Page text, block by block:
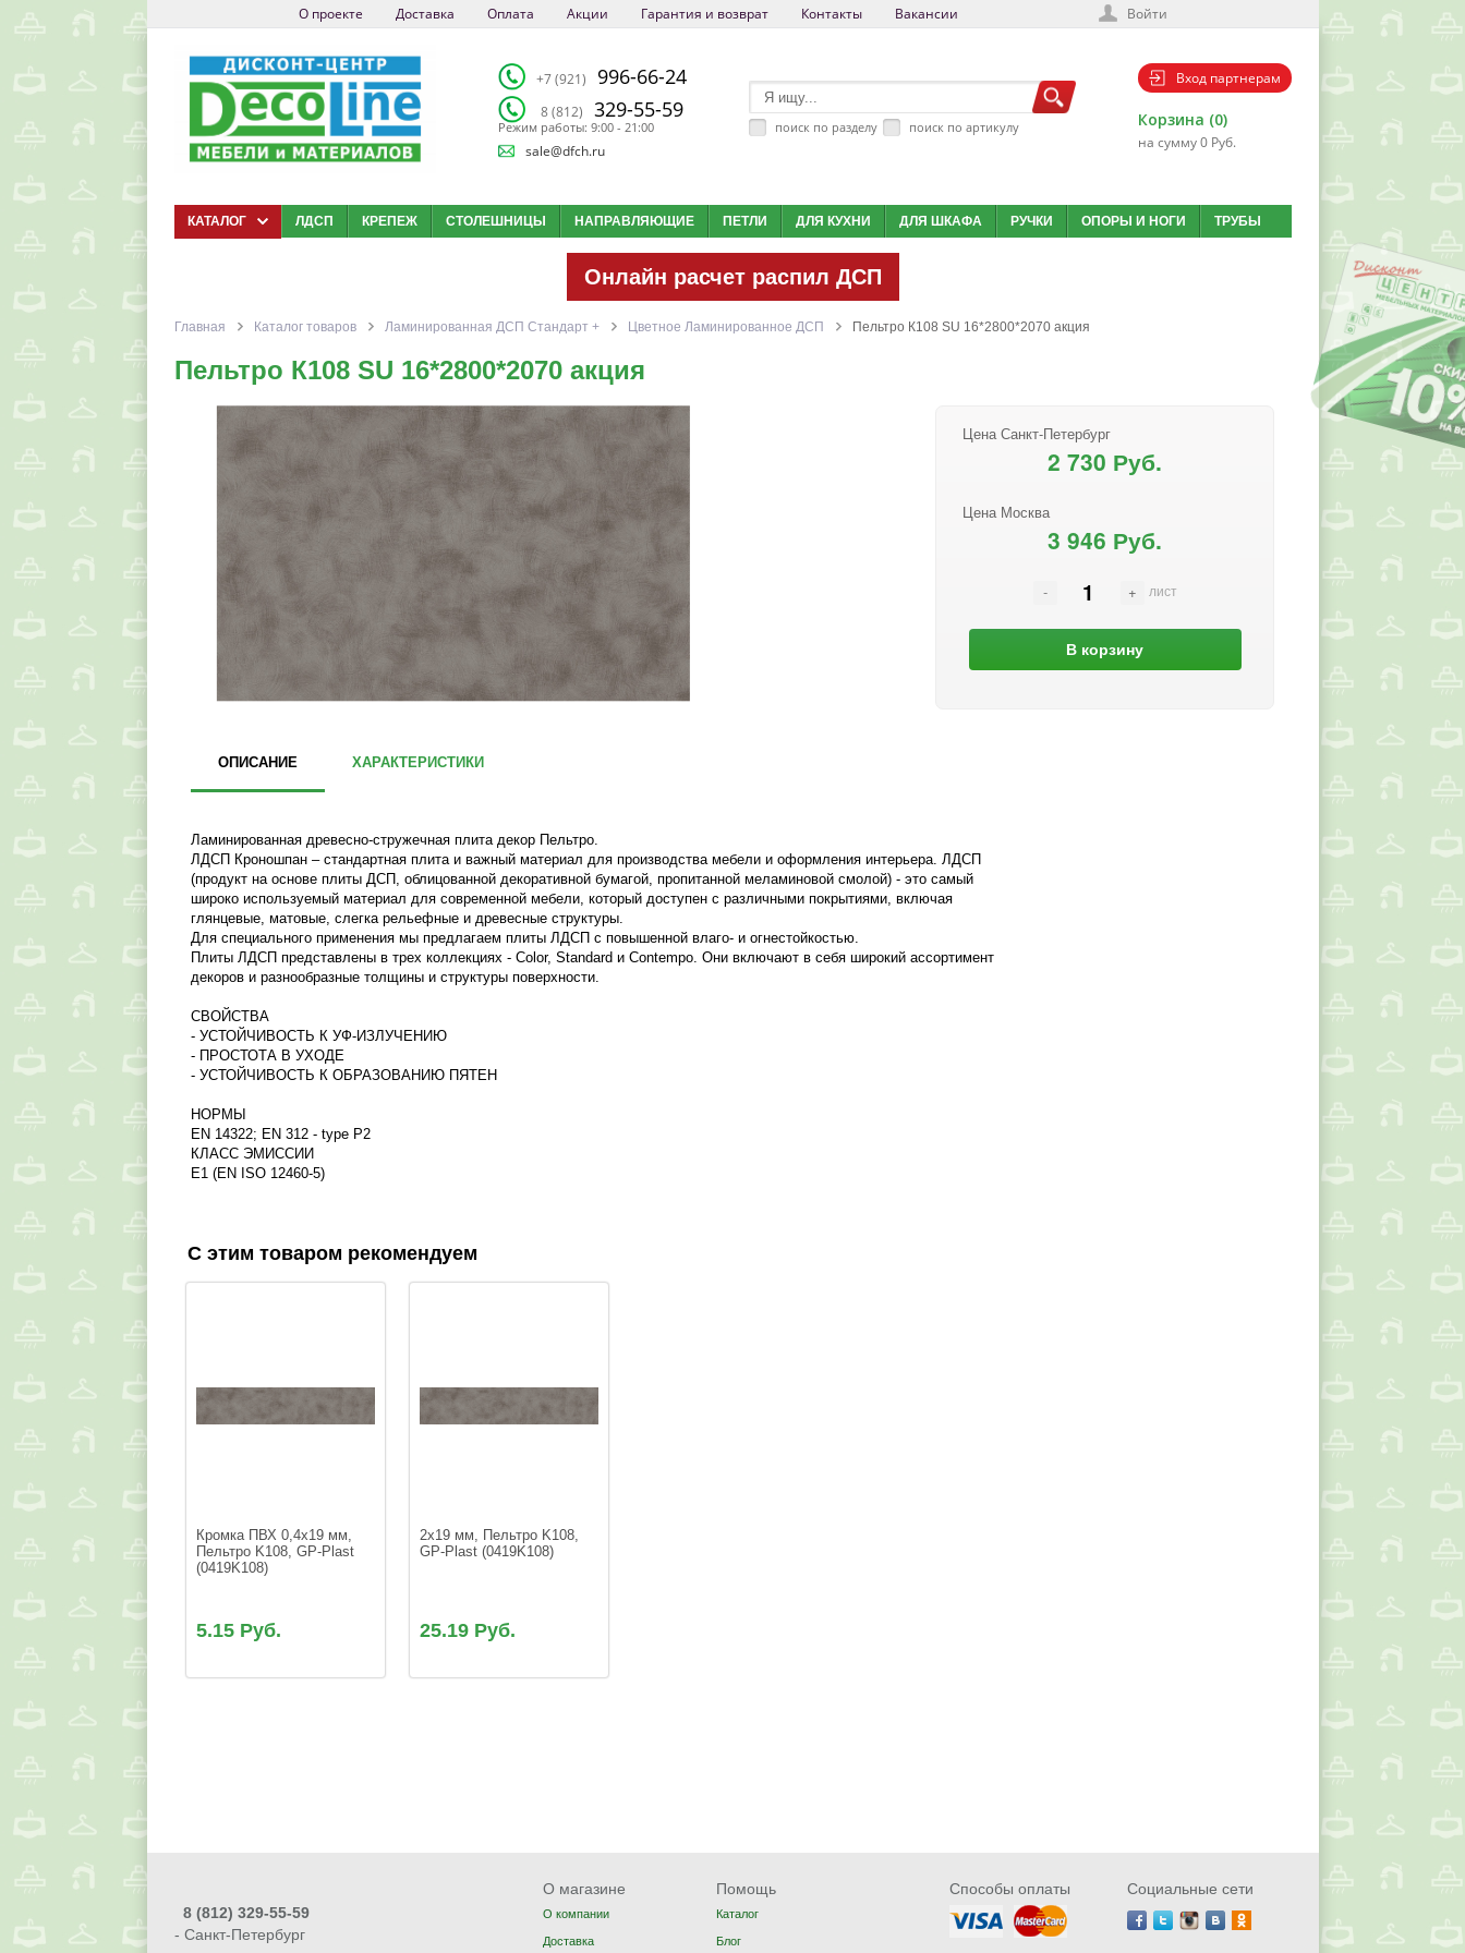
О проекте Доставка Оплата Акции Гарантия и возврат Контакты Вакансии Войти
+7 (921) 996-66-24
8 (812) 329-55-59
Режим работы: 9:00 - 21:00
sale@dfch.ru
поиск по разделу поиск по артикулу
Вход партнерам
Корзина (0)
на сумму 0 Руб.
КАТАЛОГ ЛДСП КРЕПЕЖ СТОЛЕШНИЦЫ НАПРАВЛЯЮЩИЕ ПЕТЛИ ДЛЯ КУХНИ ДЛЯ ШКАФА РУЧКИ ОПОРЫ И НОГИ ТРУБЫ
Онлайн расчет распил ДСП
Главная Каталог товаров Ламинированная ДСП Cтандарт + Цветное Ламинированное ДСП Пельтро К108 SU 16*2800*2070 акция
Пельтро К108 SU 16*2800*2070 акция
Цена Санкт-Петербург
2 730 Руб.
Цена Москва
3 946 Руб.
лист
В корзину
ОПИСАНИЕ ХАРАКТЕРИСТИКИ
Ламинированная древесно-стружечная плита декор Пельтро.
ЛДСП Кроношпан – стандартная плита и важный материал для производства мебели и оформления интерьера. ЛДСП
(продукт на основе плиты ДСП, облицованной декоративной бумагой, пропитанной меламиновой смолой) - это самый
широко используемый материал для современной мебели, который доступен с различными покрытиями, включая
глянцевые, матовые, слегка рельефные и древесные структуры.
Для специального применения мы предлагаем плиты ЛДСП с повышенной влаго- и огнестойкостью.
Плиты ЛДСП представлены в трех коллекциях - Color, Standard и Contempo. Они включают в себя широкий ассортимент
декоров и разнообразные толщины и структуры поверхности.
СВОЙСТВА
- УСТОЙЧИВОСТЬ К УФ-ИЗЛУЧЕНИЮ
- ПРОСТОТА В УХОДЕ
- УСТОЙЧИВОСТЬ К ОБРАЗОВАНИЮ ПЯТЕН
НОРМЫ
EN 14322; EN 312 - type P2
КЛАСС ЭМИССИИ
E1 (EN ISO 12460-5)
С этим товаром рекомендуем
Кромка ПВХ 0,4x19 мм,
Пельтро K108, GP-Plast
(0419K108)
5.15 Руб.
2x19 мм, Пельтро K108,
GP-Plast (0419K108)
25.19 Руб.
8 (812) 329-55-59
- Санкт-Петербург
О магазине
О компании
Доставка
Помощь
Каталог
Блог
Способы оплаты Социальные сети